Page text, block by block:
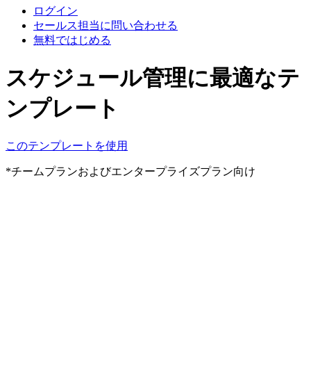
ログイン
セールス担当に問い合わせる
無料ではじめる
スケジュール管理に最適なテ
ンプレート
このテンプレートを使用
*チームプランおよびエンタープライズプラン向け